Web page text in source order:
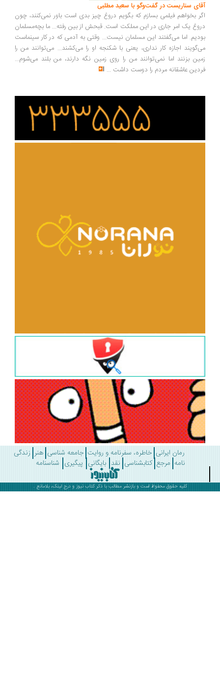
سناریست در گفت‌وگو با سعید مطلبی
بخواهم فیلمی بسازم که بگویم دروغ چیز بدی است باور نمی‌کنند، چون
یک امر جاری در این مملکت است. قبحش از بین رفته... ما بچه‌مسلمان
اما می‌گفتند این مسلمان نیست... وقتی به آدمی که در کار سینماست
اجازه کار نداری، یعنی با شکنجه او را می‌کشند... می‌توانند من را
بزنند اما نمی‌توانند من را روی زمین نگه دارند، من بلند می‌شوم...
عاشقانه مردم را دوست داشت ...
رمان ایرانی خاطره، سفرنامه و روایت جامعه شناسی هنر زندگی
مرجع کتابشناسی نقد بایگانی پیگیری شناسنامه
کلیه حقوق محفوظ است و بازنشر مطالب با ذکرکتاب نیوز و درج لینک، بلامانع .